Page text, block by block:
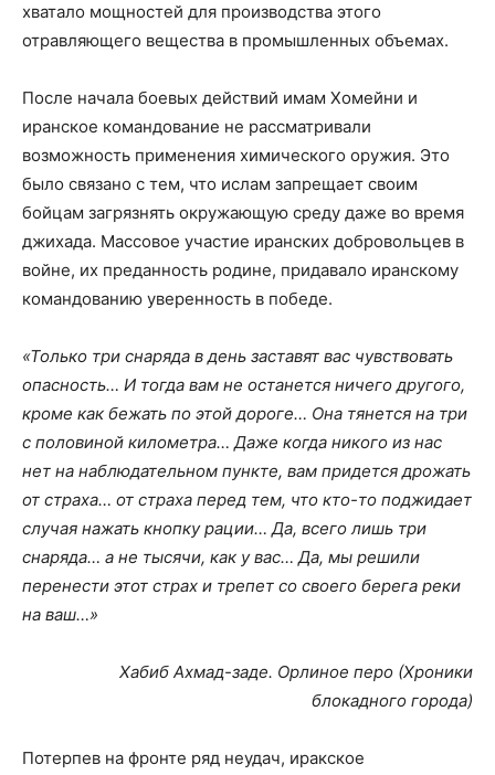
хватало мощностей для производства этого
отравляющего вещества в промышленных объемах.
После начала боевых действий имам Хомейни и
иранское командование не рассматривали
возможность применения химического оружия. Это
было связано с тем, что ислам запрещает своим
бойцам загрязнять окружающую среду даже во время
джихада. Массовое участие иранских добровольцев в
войне, их преданность родине, придавало иранскому
командованию уверенность в победе.
«Только три снаряда в день заставят вас чувствовать
опасность… И тогда вам не останется ничего другого,
кроме как бежать по этой дороге… Она тянется на три
с половиной километра… Даже когда никого из нас
нет на наблюдательном пункте, вам придется дрожать
от страха… от страха перед тем, что кто-то поджидает
случая нажать кнопку рации… Да, всего лишь три
снаряда… а не тысячи, как у вас… Да, мы решили
перенести этот страх и трепет со своего берега реки
на ваш…»
Хабиб Ахмад-заде. Орлиное перо (Хроники
блокадного города)
Потерпев на фронте ряд неудач, иракское